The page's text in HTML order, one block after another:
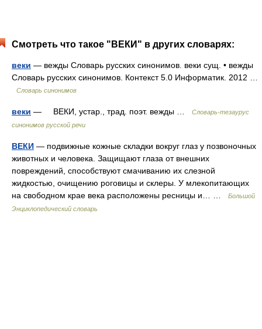
Смотреть что такое "ВЕКИ" в других словарях:
веки — вежды Словарь русских синонимов. веки сущ. • вежды
Словарь русских синонимов. Контекст 5.0 Информатик. 2012 …
Словарь синонимов
веки — ВЕКИ, устар., трад. поэт. вежды …
Словарь-тезаурус
синонимов русской речи
ВЕКИ — подвижные кожные складки вокруг глаз у позвоночных
животных и человека. Защищают глаза от внешних
повреждений, способствуют смачиванию их слезной
жидкостью, очищению роговицы и склеры. У млекопитающих
на свободном крае века расположены ресницы и… …
Большой
Энциклопедический словарь